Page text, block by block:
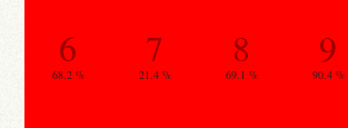
6
68.2 %
7
21.4 %
8
69.1 %
9
90.4 %